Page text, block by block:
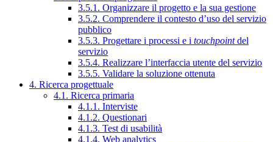
3.5.1. Organizzare il progetto e la sua gestione
3.5.2. Comprendere il contesto d’uso del servizio
pubblico
3.5.3. Progettare i processi e i touchpointdel
servizio
3.5.4. Realizzare l’interfaccia utente del servizio
3.5.5. Validare la soluzione ottenuta
4. Ricerca progettuale
4.1. Ricerca primaria
4.1.1. Interviste
4.1.2. Questionari
4.1.3. Test di usabilità
4.1.4. Web analytics